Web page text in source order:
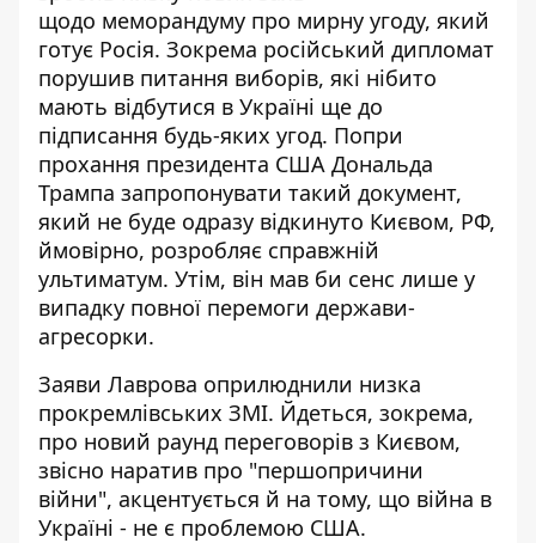
щодо меморандуму про мирну угоду, який
готує Росія. Зокрема російський дипломат
порушив питання виборів, які нібито
мають відбутися в Україні ще до
підписання будь-яких угод. Попри
прохання президента США Дональда
Трампа запропонувати такий документ,
який не буде одразу відкинуто Києвом, РФ,
ймовірно, розробляє справжній
ультиматум. Утім, він мав би сенс лише у
випадку повної перемоги держави-
агресорки.
Заяви Лаврова оприлюднили низка
прокремлівських ЗМІ. Йдеться, зокрема,
про новий раунд переговорів з Києвом,
звісно наратив про "першопричини
війни", акцентується й на тому, що війна в
Україні - не є проблемою США.